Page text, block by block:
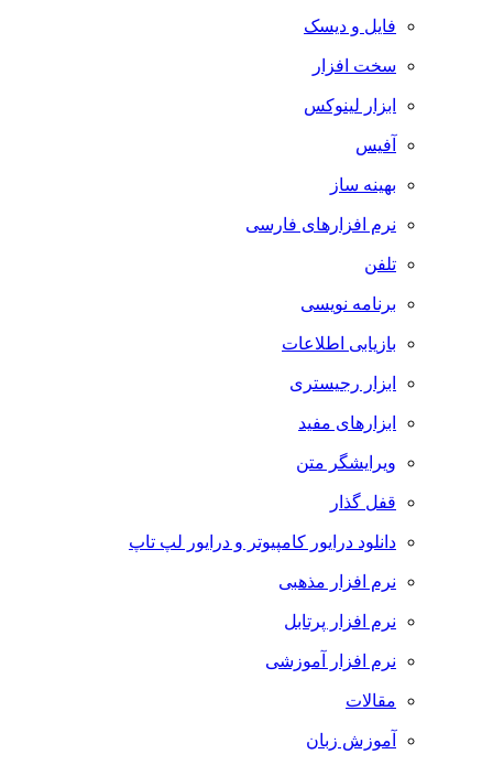
فایل و دیسک
سخت افزار
ابزار لینوکس
آفیس
بهینه ساز
نرم افزارهای فارسی
تلفن
برنامه نویسی
بازیابی اطلاعات
ابزار رجیستری
ابزارهای مفید
ویرایشگر متن
قفل گذار
دانلود درایور کامپیوتر و درایور لپ تاپ
نرم افزار مذهبی
نرم افزار پرتابل
نرم افزار آموزشی
مقالات
آموزش زبان